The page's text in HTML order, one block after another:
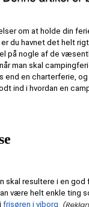
om at holde din
du havnet det helt
på nogle af de
man skal
end en charterferie,
ind i hvordan en
skal resultere i en
være helt enkle ting
frisøren i viborg